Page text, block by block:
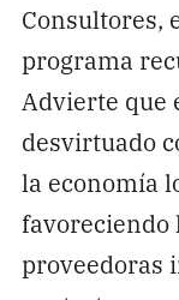
Consultores,
programa
Advierte que
desvirtuado
la economía
favoreciendo
proveedoras